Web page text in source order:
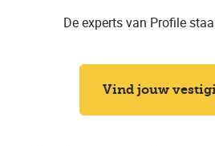
De experts van Profile
Vind jouw